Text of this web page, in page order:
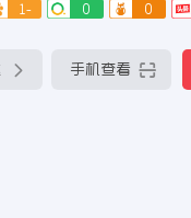
1- 0 0
手机查看